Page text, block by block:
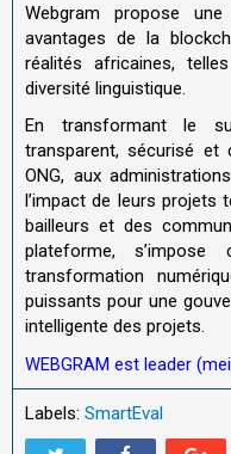
Webgram propose
avantages de la
réalités africaines,
diversité linguistique.
En transformant le
transparent, sécurisé et
ONG, aux
l’impact de leurs projets
bailleurs et des
plateforme,
transformation
puissants pour une
intelligente des projets.
WEBGRAM est leader
Labels: SmartEval